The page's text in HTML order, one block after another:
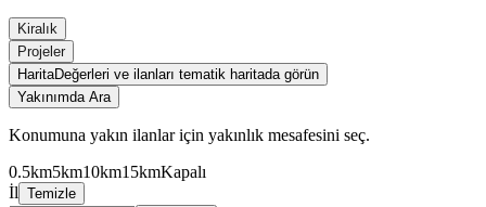
Kiralık
Projeler
HaritaDeğerleri ve ilanları tematik haritada görün
Yakınımda Ara
Konumuna yakın ilanlar için yakınlık mesafesini seç.
0.5km5km10km15kmKapalı
İl Temizle